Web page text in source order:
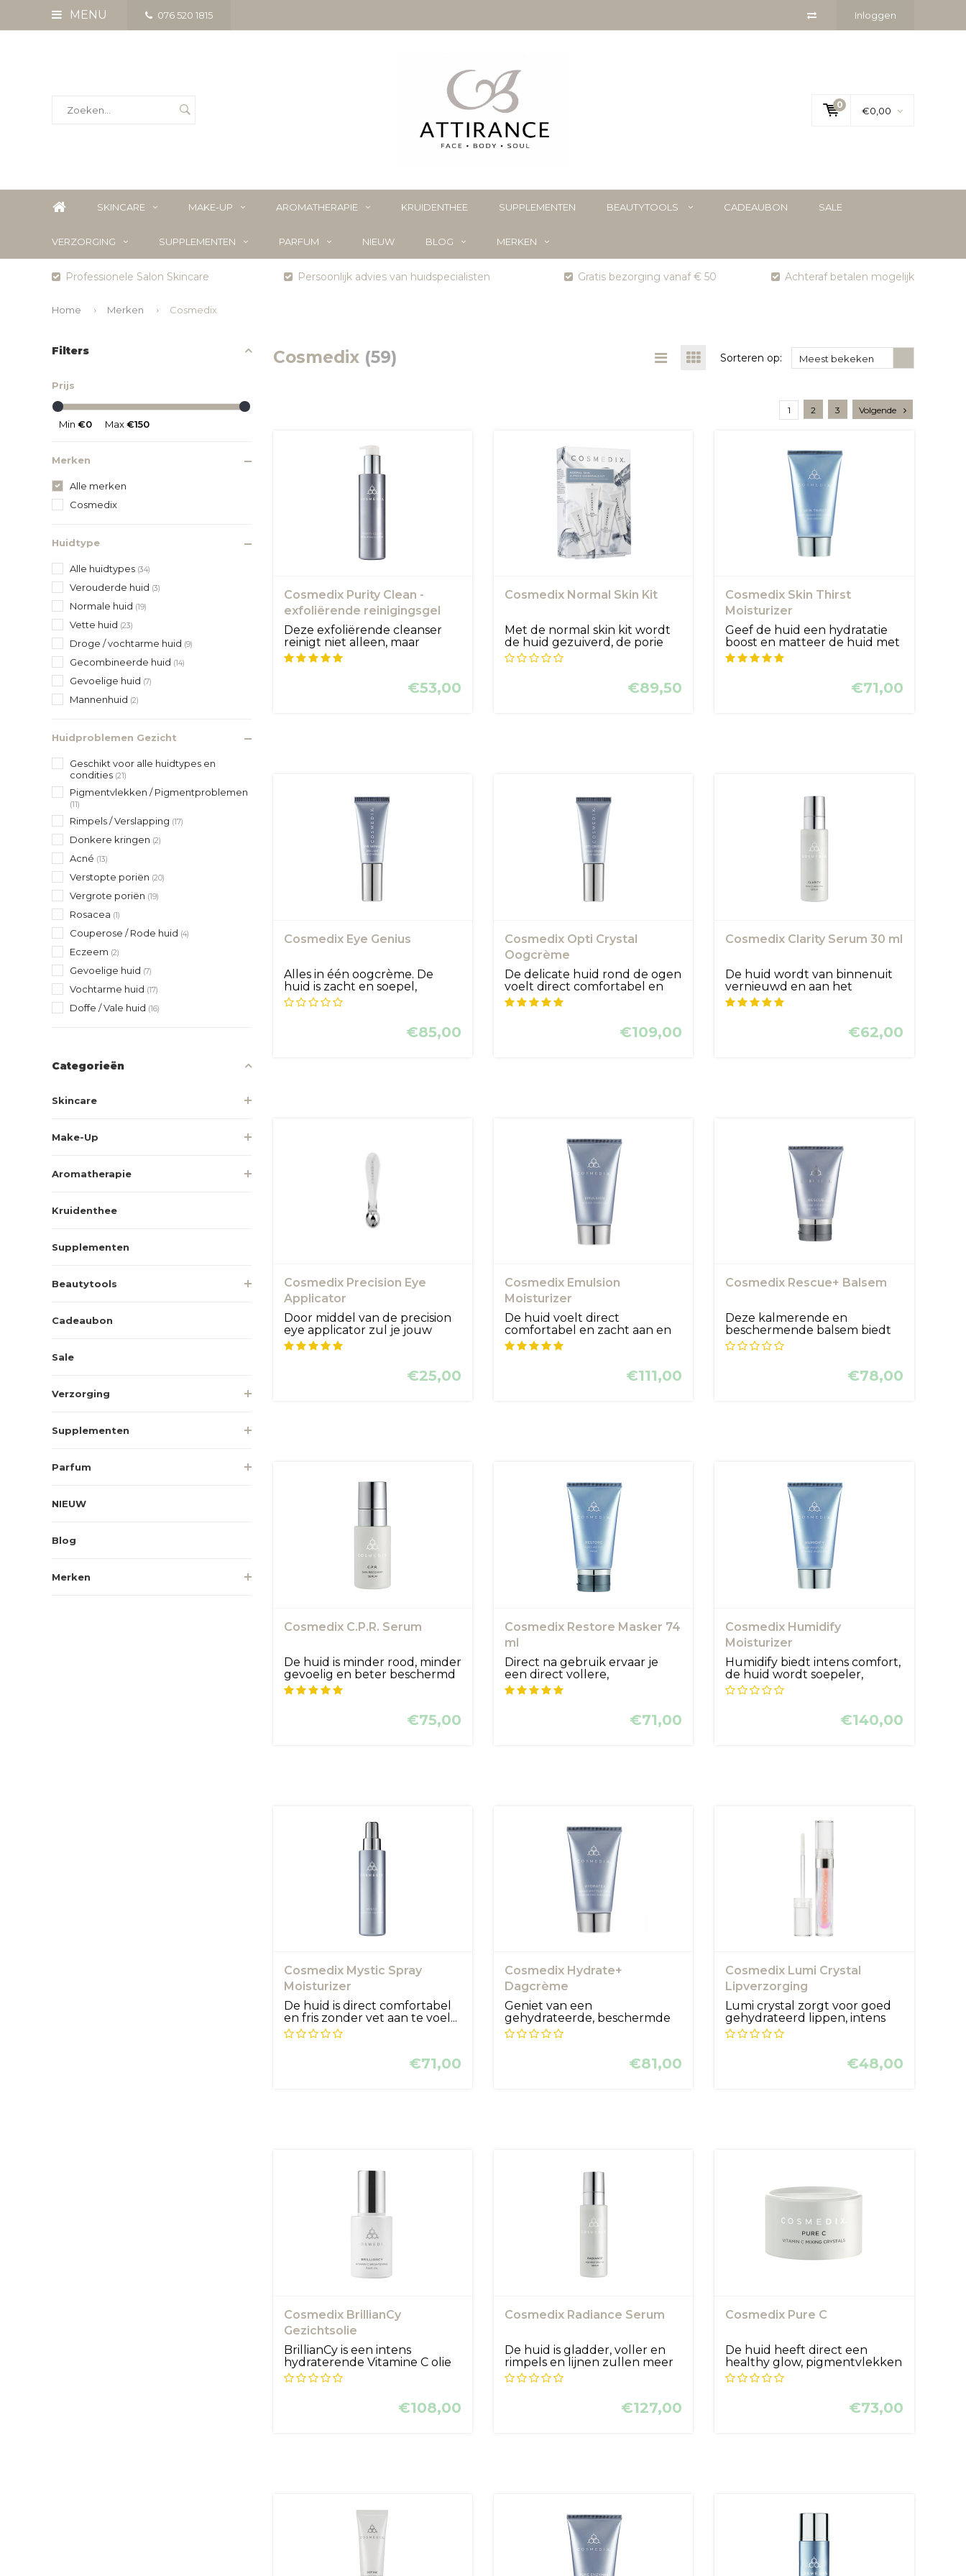
MENU 076 520 1815 Inloggen
0
€0,00
SKINCARE MAKE-UP AROMATHERAPIE KRUIDENTHEE SUPPLEMENTEN BEAUTYTOOLS CADEAUBON SALE
VERZORGING SUPPLEMENTEN PARFUM NIEUW BLOG MERKEN
Professionele Salon Skincare Persoonlijk advies van huidspecialisten Gratis bezorging vanaf € 50 Achteraf betalen mogelijk
Home Merken Cosmedix
Filters
Prijs
Min €0 Max€150
Merken
Alle merken
Cosmedix
Huidtype
Alle huidtypes (34)
Verouderde huid (3)
Normale huid (19)
Vette huid (23)
Droge / vochtarme huid (9)
Gecombineerde huid (14)
Gevoelige huid (7)
Mannenhuid (2)
Huidproblemen Gezicht
Geschikt voor alle huidtypes en
condities (21)
Pigmentvlekken / Pigmentproblemen
(11)
Rimpels / Verslapping (17)
Donkere kringen (2)
Acné (13)
Verstopte poriën (20)
Vergrote poriën (19)
Rosacea (1)
Couperose / Rode huid (4)
Eczeem (2)
Gevoelige huid (7)
Vochtarme huid (17)
Doffe / Vale huid (16)
Categorieën
Skincare
Make-Up
Aromatherapie
Kruidenthee
Supplementen
Beautytools
Cadeaubon
Sale
Verzorging
Supplementen
Parfum
NIEUW
Blog
Merken
Cosmedix (59) Sorteren op: Meest bekeken
1 2 3 Volgende
Cosmedix Purity Clean -
exfoliërende reinigingsgel
Deze exfoliërende cleanser
reinigt niet alleen, maar
zuiver...
€53,00
Cosmedix Normal Skin Kit
Met de normal skin kit wordt
de huid gezuiverd, de porie
str...
€89,50
Cosmedix Skin Thirst
Moisturizer
Geef de huid een hydratatie
boost en matteer de huid met
dez...
€71,00
Cosmedix Eye Genius
Alles in één oogcrème. De
huid is zacht en soepel,
rimpel...
€85,00
Cosmedix Opti Crystal
Oogcrème
De delicate huid rond de ogen
voelt direct comfortabel en
za...
€109,00
Cosmedix Clarity Serum 30 ml
De huid wordt van binnenuit
vernieuwd en aan het
oppervlak g...
€62,00
Cosmedix Precision Eye
Applicator
Door middel van de precision
eye applicator zul je jouw
oogc...
€25,00
Cosmedix Emulsion
Moisturizer
De huid voelt direct
comfortabel en zacht aan en
heeft een m...
€111,00
Cosmedix Rescue+ Balsem
Deze kalmerende en
beschermende balsem biedt
onmiddellijk ve...
€78,00
Cosmedix C.P.R. Serum
De huid is minder rood, minder
gevoelig en beter beschermd
t...
€75,00
Cosmedix Restore Masker 74
ml
Direct na gebruik ervaar je
een direct vollere,
comfortabele...
€71,00
Cosmedix Humidify
Moisturizer
Humidify biedt intens comfort,
de huid wordt soepeler,
zacht...
€140,00
Cosmedix Mystic Spray
Moisturizer
De huid is direct comfortabel
en fris zonder vet aan te voel...
€71,00
Cosmedix Hydrate+
Dagcrème
Geniet van een
gehydrateerde, beschermde
en comfortabele hui...
€81,00
Cosmedix Lumi Crystal
Lipverzorging
Lumi crystal zorgt voor goed
gehydrateerd lippen, intens
com...
€48,00
Cosmedix BrillianCy
Gezichtsolie
BrillianCy is een intens
hydraterende Vitamine C olie
geform...
€108,00
Cosmedix Radiance Serum
De huid is gladder, voller en
rimpels en lijnen zullen meer
...
€127,00
Cosmedix Pure C
De huid heeft direct een
healthy glow, pigmentvlekken
worden...
€73,00